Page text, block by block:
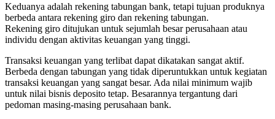
Keduanya adalah rekening tabungan bank, tetapi tujuan produknya
berbeda antara rekening giro dan rekening tabungan.
Rekening giro ditujukan untuk sejumlah besar perusahaan atau
individu dengan aktivitas keuangan yang tinggi.
Transaksi keuangan yang terlibat dapat dikatakan sangat aktif.
Berbeda dengan tabungan yang tidak diperuntukkan untuk kegiatan
transaksi keuangan yang sangat besar. Ada nilai minimum wajib
untuk nilai bisnis deposito tetap. Besarannya tergantung dari
pedoman masing-masing perusahaan bank.